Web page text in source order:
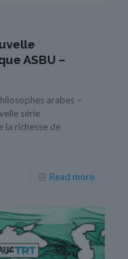
ASBU –
arabes –
série
la richesse de
Read more